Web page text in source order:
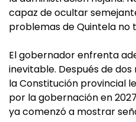
capaz de ocultar
problemas de Quintela no
El gobernador enfrenta
inevitable. Después de
la Constitución provincial
por la gobernación en
ya comenzó a mostrar